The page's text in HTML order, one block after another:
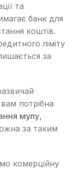
та
банк для
коштів.
ліміту
за
потрібна
мулу,
за таким
комерційну